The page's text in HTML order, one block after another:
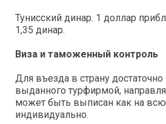
Тунисский динар. 1 доллар
1,35 динар.
Виза и таможенный контроль
Для въезда в страну достаточно
выданного турфирмой,
может быть выписан как на всю
индивидуально.